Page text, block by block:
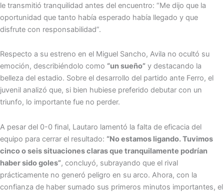
le transmitió tranquilidad antes del encuentro: “Me dijo que la
oportunidad que tanto había esperado había llegado y que
disfrute con responsabilidad”.
Respecto a su estreno en el Miguel Sancho, Avila no ocultó su
emoción, describiéndolo como “un sueño” y destacando la
belleza del estadio. Sobre el desarrollo del partido ante Ferro, el
juvenil analizó que, si bien hubiese preferido debutar con un
triunfo, lo importante fue no perder.
A pesar del 0-0 final, Lautaro lamentó la falta de eficacia del
equipo para cerrar el resultado: “No estamos ligando. Tuvimos
cinco o seis situaciones claras que tranquilamente podrían
haber sido goles”, concluyó, subrayando que el rival
prácticamente no generó peligro en su arco. Ahora, con la
confianza de haber sumado sus primeros minutos importantes, el